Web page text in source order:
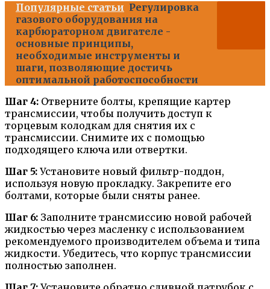
Популярные статьи Регулировка
газового оборудования на
карбюраторном двигателе -
основные принципы,
необходимые инструменты и
шаги, позволяющие достичь
оптимальной работоспособности
Шаг 4: Отверните болты, крепящие картер
трансмиссии, чтобы получить доступ к
торцевым колодкам для снятия их с
трансмиссии. Снимите их с помощью
подходящего ключа или отвертки.
Шаг 5: Установите новый фильтр-поддон,
используя новую прокладку. Закрепите его
болтами, которые были сняты ранее.
Шаг 6: Заполните трансмиссию новой рабочей
жидкостью через масленку с использованием
рекомендуемого производителем объема и типа
жидкости. Убедитесь, что корпус трансмиссии
полностью заполнен.